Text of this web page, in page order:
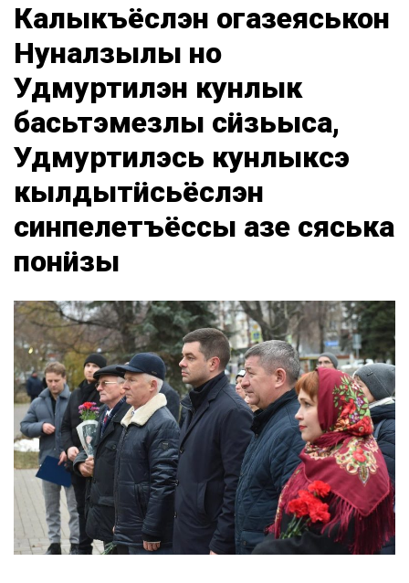
Калыкъёслэн огазеяськон
Нуналзылы но
Удмуртилэн кунлык
басьтэмезлы сӥзьыса,
Удмуртилэсь кунлыксэ
кылдытӥсьёслэн
синпелетъёссы азе сяська
понӥзы